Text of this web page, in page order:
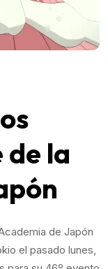
de la
de Japón
el pasado lunes,